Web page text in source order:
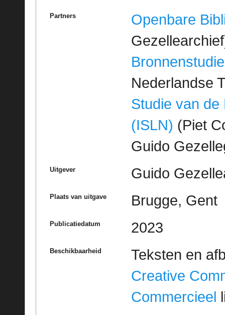
Partners
Openbare
Bronnenstudie
Nederlandse
Studie van de
(ISLN) (Piet
Guido
Uitgever Guido
Plaats van uitgave Brugge, Gent
Publicatiedatum 2023
Beschikbaarheid
Teksten en
Creative
Commercieel